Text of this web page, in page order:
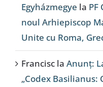
Egyházmegye la PF
noul Arhiepiscop
Unite cu Roma,
Francisc la Anunț:
„Codex Basilianus: